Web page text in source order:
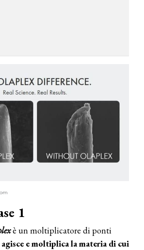
1
è un moltiplicatore di ponti
agisce e moltiplica la materia di cui